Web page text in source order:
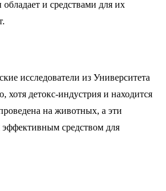
и средствами для их
исследователи из Университета
детокс-индустрия и находится
на животных, а эти
эффективным средством для